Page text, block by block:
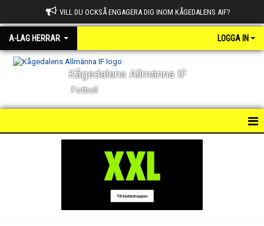
VILL DU OCKSÅ ENGAGERA DIG INOM KÅGEDALENS AIF?
A-LAG HERRAR LOGGA IN
Kågedalens Allmänna IF
Fotboll